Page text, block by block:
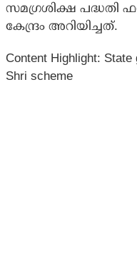
സമഗ്രശിക്ഷ പദ്ധതി
കേന്ദ്രം അറിയിച്ചത്.
Content Highlight:
Shri scheme